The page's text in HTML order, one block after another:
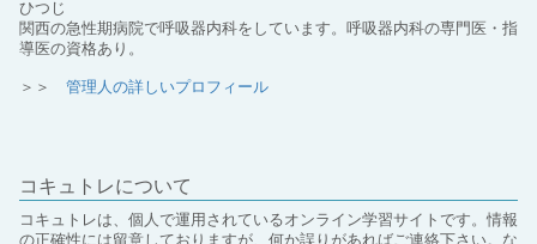
ひつじ
関西の急性期病院で呼吸器内科をしています。呼吸器内科の専門医・指
導医の資格あり。
＞＞ 管理人の詳しいプロフィール
コキュトレについて
コキュトレは、個人で運用されているオンライン学習サイトです。情報
の正確性には留意しておりますが、何か誤りがあればご連絡下さい。な